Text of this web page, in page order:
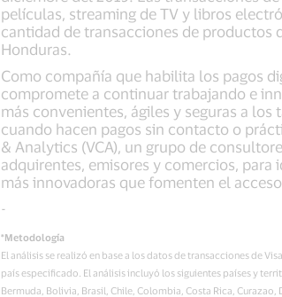
películas, streaming de TV y libros
cantidad de transacciones de productos
Honduras.
Como compañía que habilita los pagos
compromete a continuar trabajando e
más convenientes, ágiles y seguras a
cuando hacen pagos sin contacto o
& Analytics (VCA), un grupo de
adquirentes, emisores y comercios,
más innovadoras que fomenten el
-
*Metodología
El análisis se realizó en base a los datos de transacciones de
país especificado. El análisis incluyó los siguientes países y
Bermuda, Bolivia, Brasil, Chile, Colombia, Costa Rica,